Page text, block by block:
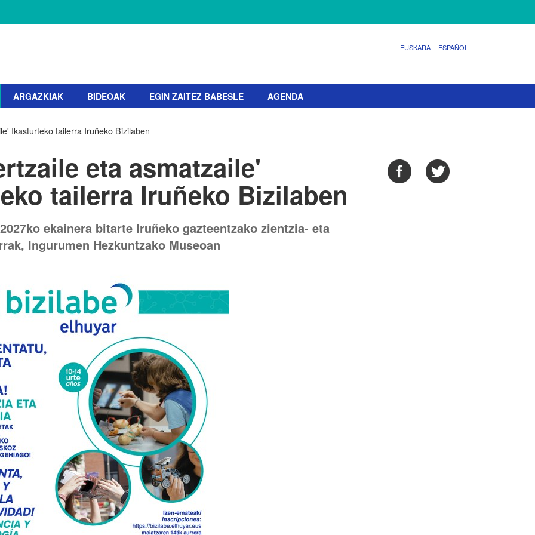
EUSKARA ESPAÑOL
ARGAZKIAK BIDEOAK EGIN ZAITEZ BABESLE AGENDA
Ikasturteko tailerra Iruñeko Bizilaben
eta asmatzaile'
tailerra Iruñeko Bizilaben
ekainera bitarte Iruñeko gazteentzako zientzia- eta
Ingurumen Hezkuntzako Museoan